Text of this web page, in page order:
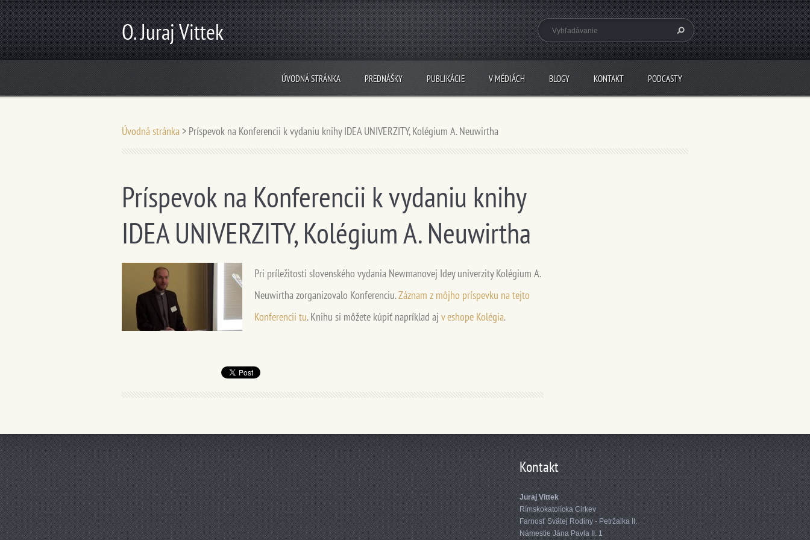
O. Juraj Vittek
ÚVODNÁ STRÁNKA PREDNÁŠKY PUBLIKÁCIE V MÉDIÁCH BLOGY KONTAKT PODCASTY
Úvodná stránka > Príspevok na Konferencii k vydaniu knihy IDEA UNIVERZITY, Kolégium A. Neuwirtha
Príspevok na Konferencii k vydaniu knihy
IDEA UNIVERZITY, Kolégium A. Neuwirtha
Pri príležitosti slovenského vydania Newmanovej Idey univerzity Kolégium A.
Neuwirtha zorganizovalo Konferenciu.Záznam z môjho príspevku na tejto
Konferencii tu. Knihu si môžete kúpiť napríklad aj v eshope Kolégia.
Kontakt
Juraj Vittek
Rímskokatolícka Cirkev
Farnosť Svätej Rodiny - Petržalka II.
Námestie Jána Pavla II. 1